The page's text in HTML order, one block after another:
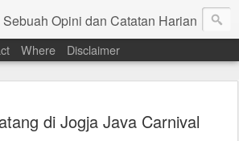
Sebuah Opini dan Catatan Harian
Where Disclaimer
di Jogja Java Carnival